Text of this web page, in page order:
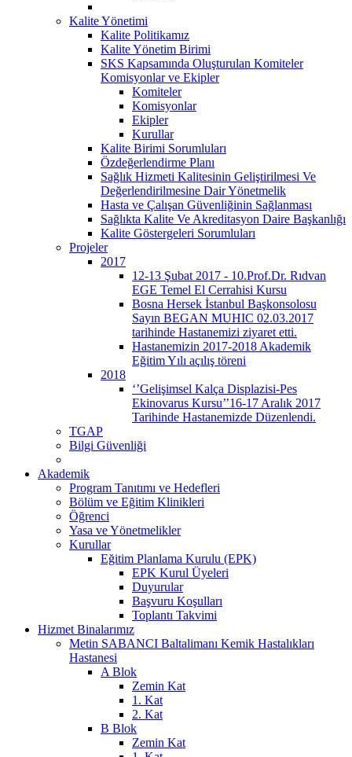
Kalite Yönetimi
Kalite Politikamız
Kalite Yönetim Birimi
SKS Kapsamında Oluşturulan Komiteler
Komisyonlar ve Ekipler
Komiteler
Komisyonlar
Ekipler
Kurullar
Kalite Birimi Sorumluları
Özdeğerlendirme Planı
Sağlık Hizmeti Kalitesinin Geliştirilmesi Ve
Değerlendirilmesine Dair Yönetmelik
Hasta ve Çalışan Güvenliğinin Sağlanması
Sağlıkta Kalite Ve Akreditasyon Daire Başkanlığı
Kalite Göstergeleri Sorumluları
Projeler
2017
12-13 Şubat 2017 - 10.Prof.Dr. Rıdvan
EGE Temel El Cerrahisi Kursu
Bosna Hersek İstanbul Başkonsolosu
Sayın BEGAN MUHIC 02.03.2017
tarihinde Hastanemizi ziyaret etti.
Hastanemizin 2017-2018 Akademik
Eğitim Yılı açılış töreni
2018
‘’Gelişimsel Kalça Displazisi-Pes
Ekinovarus Kursu’’16-17 Aralık 2017
Tarihinde Hastanemizde Düzenlendi.
TGAP
Bilgi Güvenliği
Akademik
Program Tanıtımı ve Hedefleri
Bölüm ve Eğitim Klinikleri
Öğrenci
Yasa ve Yönetmelikler
Kurullar
Eğitim Planlama Kurulu (EPK)
EPK Kurul Üyeleri
Duyurular
Başvuru Koşulları
Toplantı Takvimi
Hizmet Binalarımız
Metin SABANCI Baltalimanı Kemik Hastalıkları
Hastanesi
A Blok
Zemin Kat
1. Kat
2. Kat
B Blok
Zemin Kat